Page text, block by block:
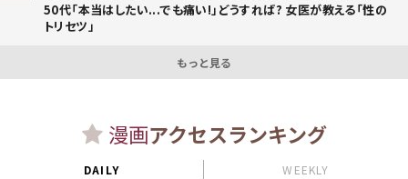
50代「本当はしたい...でも痛い!」どうすれば? 女医が教える「性の
トリセツ」
もっと見る
漫画アクセスランキング
DAILY WEEKLY